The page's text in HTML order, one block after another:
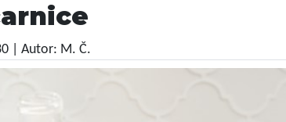
| Autor: M. Č.